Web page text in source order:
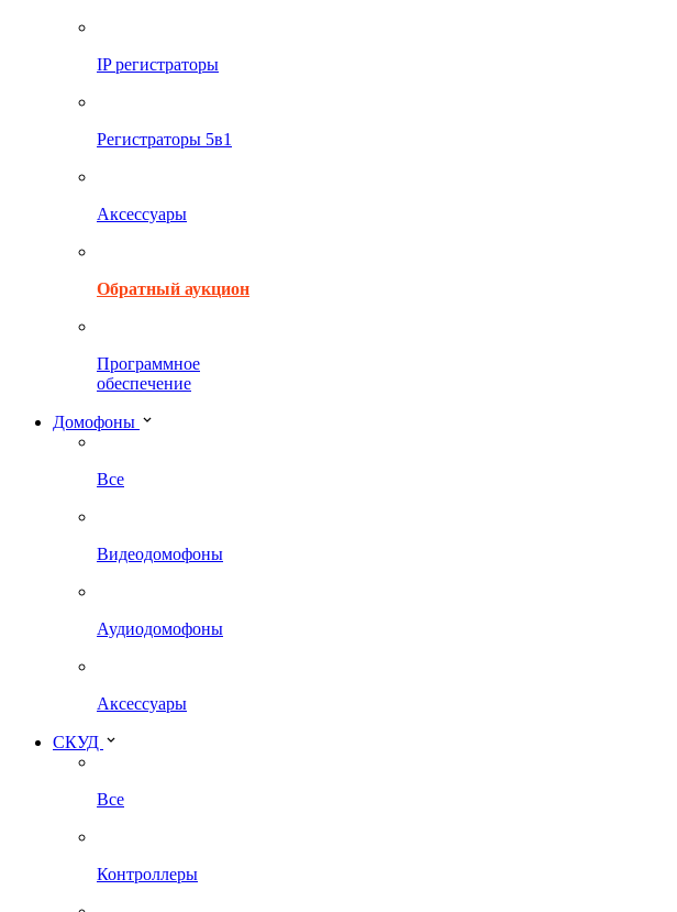
IP регистраторы
Регистраторы 5в1
Аксессуары
Обратный аукцион
Программное
обеспечение
Домофоны
Все
Видеодомофоны
Аудиодомофоны
Аксессуары
СКУД
Все
Контроллеры